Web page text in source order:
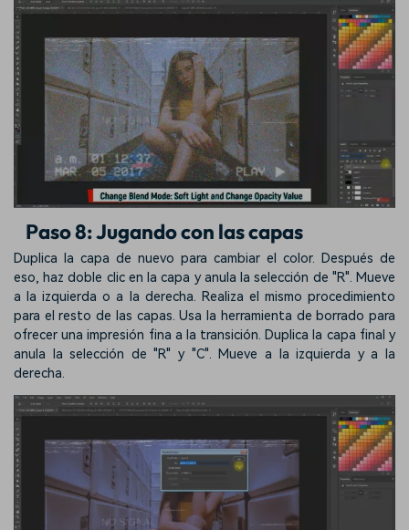
Paso 8: Jugando con las capas
Duplica la capa de nuevo para cambiar el color. Después de
eso, haz doble clic en la capa y anula la selección de "R". Mueve
a la izquierda o a la derecha. Realiza el mismo procedimiento
para el resto de las capas. Usa la herramienta de borrado para
ofrecer una impresión fina a la transición. Duplica la capa final y
anula la selección de "R" y "C". Mueve a la izquierda y a la
derecha.